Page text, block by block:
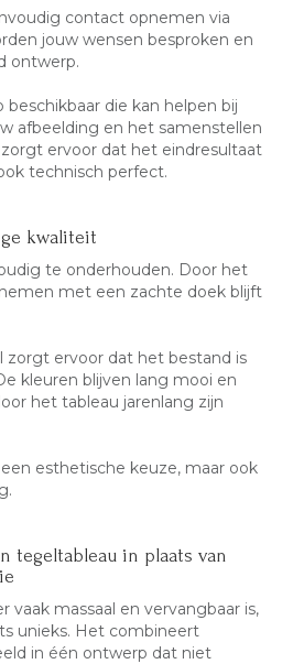
contact opnemen via
jouw wensen besproken en
ontwerp.
beschikbaar die kan helpen bij
afbeelding en het samenstellen
ervoor dat het eindresultaat
technisch perfect.
kwaliteit
te onderhouden. Door het
met een zachte doek blijft
zorgt ervoor dat het bestand is
kleuren blijven lang mooi en
het tableau jarenlang zijn
esthetische keuze, maar ook
tegeltableau in plaats van
vaak massaal en vervangbaar is,
unieks. Het combineert
in één ontwerp dat niet